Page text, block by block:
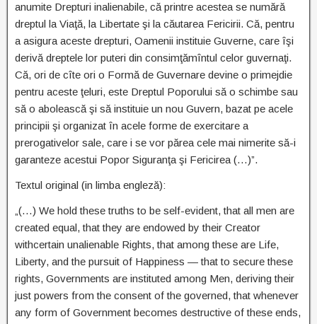
anumite Drepturi inalienabile, că printre acestea se numără
dreptul la Viaţă, la Libertate şi la căutarea Fericirii. Că, pentru
a asigura aceste drepturi, Oamenii instituie Guverne, care îşi
derivă dreptele lor puteri din consimţămîntul celor guvernaţi.
Că, ori de cîte ori o Formă de Guvernare devine o primejdie
pentru aceste ţeluri, este Dreptul Poporului să o schimbe sau
să o abolească şi să instituie un nou Guvern, bazat pe acele
principii şi organizat în acele forme de exercitare a
prerogativelor sale, care i se vor părea cele mai nimerite să-i
garanteze acestui Popor Siguranţa şi Fericirea (…)”.
Textul original (in limba engleză):
„(…) We hold these truths to be self-evident, that all men are
created equal, that they are endowed by their Creator
withcertain unalienable Rights, that among these are Life,
Liberty, and the pursuit of Happiness — that to secure these
rights, Governments are instituted among Men, deriving their
just powers from the consent of the governed, that whenever
any form of Government becomes destructive of these ends,